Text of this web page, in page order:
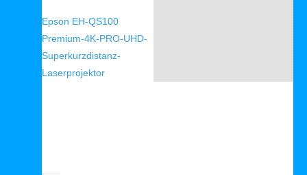
Epson EH-QS100
Premium-4K-PRO-UHD-
Superkurzdistanz-
Laserprojektor